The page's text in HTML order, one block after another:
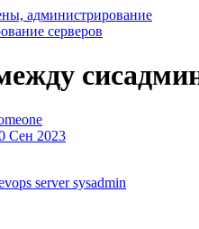
администрирование
серверов
Сен 2023
serversysadmin